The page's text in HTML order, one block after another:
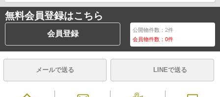
無料会員登録はこちら
会員登録 公開物件数：2件
会員物件数：0件
メールで送る LINEで送る